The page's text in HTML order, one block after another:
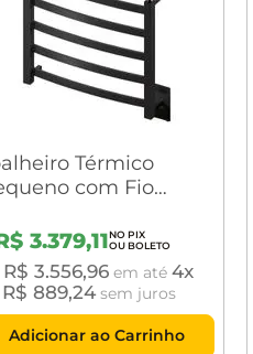
Térmico
com Fio
Preto
Crismoe
3.379,11
R$ 3.556,96 em até 4
R$ 889,24sem juros
Adicionar ao Carrinho